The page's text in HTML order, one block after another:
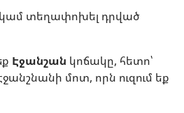
կամ տեղափոխել դրված
Էջանշան կոճակը, հետո՝
մոտ, որն ուզում եք